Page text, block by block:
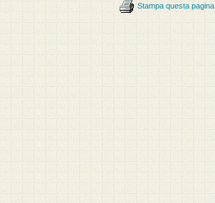
Stampa questa pagina